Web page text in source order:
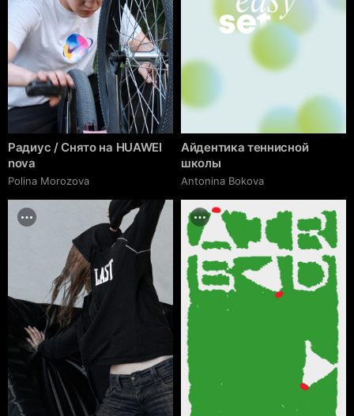
Радиус / Снято на HUAWEI
nova
Polina Morozova
Айдентика теннисной
школы
Antonina Bokova